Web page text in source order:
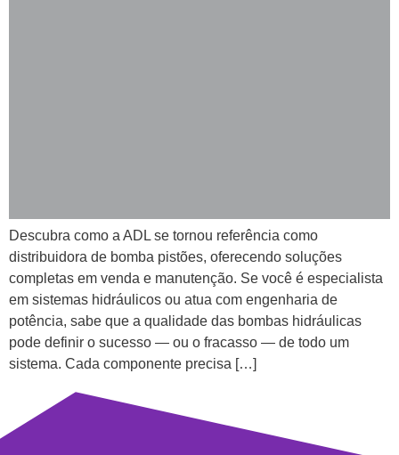
Descubra como a ADL se tornou referência como
distribuidora de bomba pistões, oferecendo soluções
completas em venda e manutenção. Se você é especialista
em sistemas hidráulicos ou atua com engenharia de
potência, sabe que a qualidade das bombas hidráulicas
pode definir o sucesso — ou o fracasso — de todo um
sistema. Cada componente precisa […]